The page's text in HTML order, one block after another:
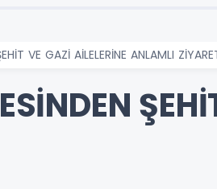
VE GAZİ AİLELERİNE ANLAMLI